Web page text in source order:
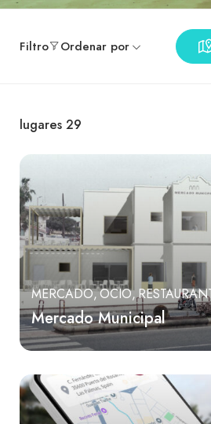
Filtro Ordenar por
lugares 29
MERCADO OCIO
Mercado Municipal